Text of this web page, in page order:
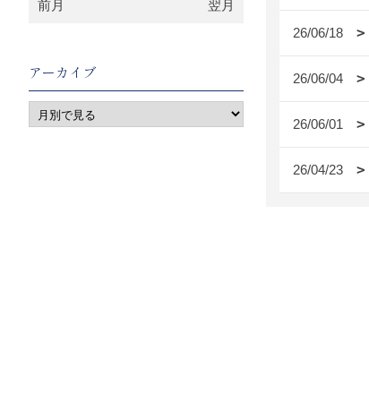
26/06/18
26/06/04
26/06/01
26/04/23
前月 翌月
アーカイブ